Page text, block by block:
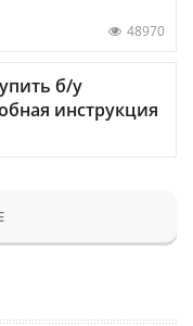
48970
б/у
инструкция